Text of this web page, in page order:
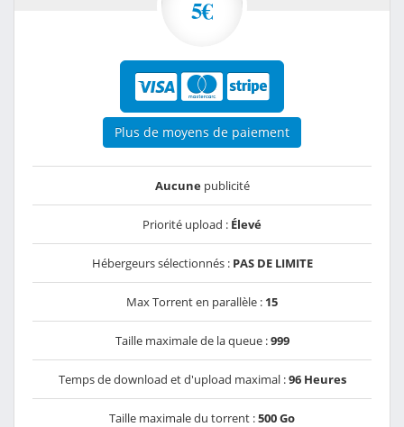
5€
Plus de moyens de paiement
Aucunepublicité
Priorité upload : Élevé
Hébergeurs sélectionnés : PAS DE LIMITE
Max Torrent en parallèle : 15
Taille maximale de la queue :999
Temps de download et d'upload maximal :96 Heures
Taille maximale du torrent :500 Go